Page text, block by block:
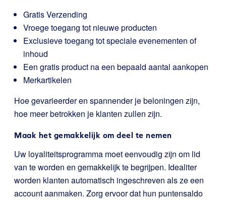
Gratis Verzending
Vroege toegang tot nieuwe producten
Exclusieve toegang tot speciale evenementen of
inhoud
Een gratis product na een bepaald aantal aankopen
Merkartikelen
Hoe gevarieerder en spannender je beloningen zijn,
hoe meer betrokken je klanten zullen zijn.
Maak het gemakkelijk om deel te nemen
Uw loyaliteitsprogramma moet eenvoudig zijn om lid
van te worden en gemakkelijk te begrijpen. Idealiter
worden klanten automatisch ingeschreven als ze een
account aanmaken. Zorg ervoor dat hun puntensaldo